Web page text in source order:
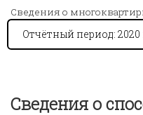
Сведения о
Отчётный период: 2020
Сведения о